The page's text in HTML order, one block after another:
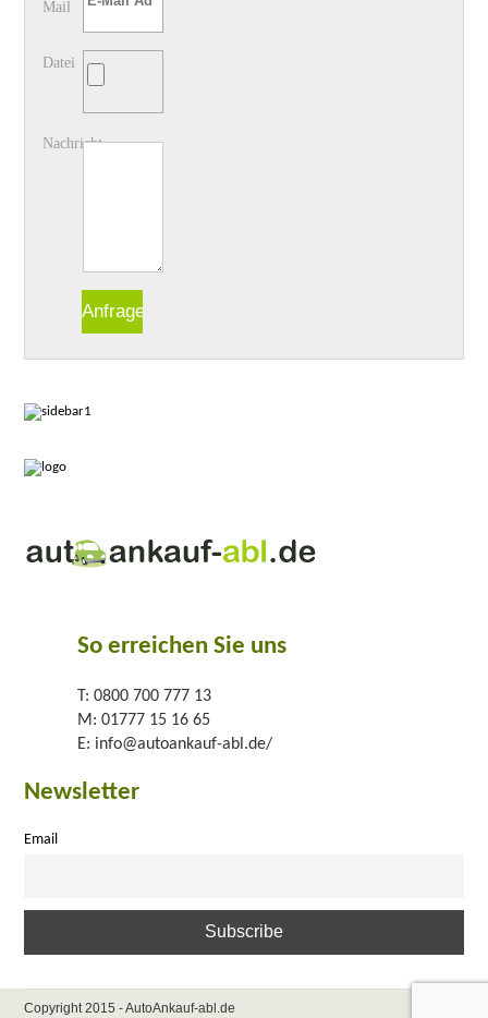
Mail
Datei
Nachricht
So erreichen Sie uns
T: 0800 700 777 13
M: 01777 15 16 65
E: info@autoankauf-abl.de/
Newsletter
Email
Copyright 2015 - AutoAnkauf-abl.de